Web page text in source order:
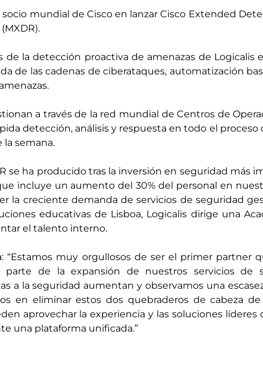
mundial de Cisco en lanzar Cisco Extended
de la detección proactiva de amenazas de Logicalis
de las cadenas de ciberataques, automatización
a través de la red mundial de Centros de
detección, análisis y respuesta en todo el proceso
la semana.
se ha producido tras la inversión en seguridad más
incluye un aumento del 30% del personal en
la creciente demanda de servicios de seguridad
educativas de Lisboa, Logicalis dirige una
el talento interno.
“Estamos muy orgullosos de ser el primer partner
de la expansión de nuestros servicios de
a la seguridad aumentan y observamos una
en eliminar estos dos quebraderos de cabeza
aprovechar la experiencia y las soluciones líderes
una plataforma unificada.”